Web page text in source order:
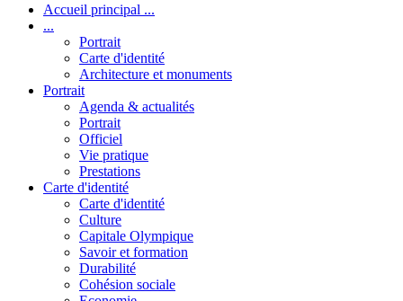
Accueil principal ...
...
Portrait
Carte d'identité
Architecture et monuments
Portrait
Agenda & actualités
Portrait
Officiel
Vie pratique
Prestations
Carte d'identité
Carte d'identité
Culture
Capitale Olympique
Savoir et formation
Durabilité
Cohésion sociale